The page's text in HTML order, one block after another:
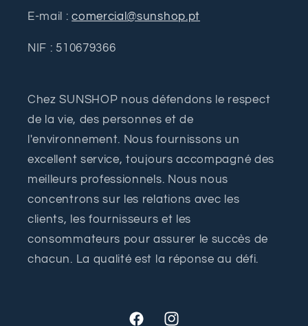
E-mail :comercial@sunshop.pt
NIF : 510679366
Chez SUNSHOP nous défendons le respect
de la vie, des personnes et de
l'environnement. Nous fournissons un
excellent service, toujours accompagné des
meilleurs professionnels. Nous nous
concentrons sur les relations avec les
clients, les fournisseurs et les
consommateurs pour assurer le succès de
chacun. La qualité est la réponse au défi.